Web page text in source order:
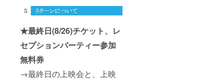
★最終日(8/26)チケット、レ
セプションパーティー参加
無料券
→最終日の上映会と、上映